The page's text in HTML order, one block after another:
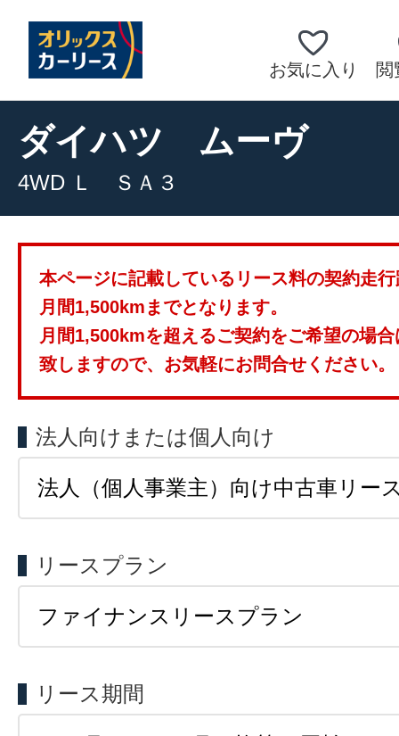
お気に入り 閲
ダイハツ ムーヴ
4WD Ｌ ＳＡ３
本ページに記載しているリース料の契約走
月間1,500kmまでとなります。
月間1,500kmを超えるご契約をご希望の場
致しますので、お気軽にお問合せください。
法人向けまたは個人向け
リースプラン
リース期間